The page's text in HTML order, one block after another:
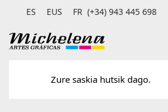
ES EUS FR (+34) 943 445 698
Zure saskia hutsik dago.